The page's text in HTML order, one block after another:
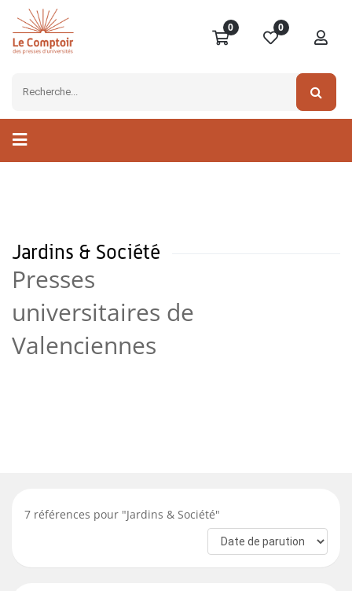
0 0
Jardins & Société
Presses
universitaires de
Valenciennes
7 références pour "Jardins & Société"